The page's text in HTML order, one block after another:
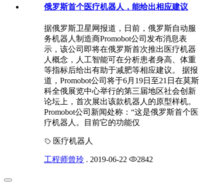
俄罗斯首个医疗机器人，能给出相应建议
据俄罗斯卫星网报道，日前，俄罗斯自动服
务机器人制造商Promobot公司发布消息表
示，该公司即将在俄罗斯首次推出医疗机器
人概念，人工智能可在分析患者身高、体重
等指标后给出有助于减肥等相应建议。 据报
道，Promobot公司将于6月19日至21日在莫斯
科全俄展览中心举行的第三届地区社会创新
论坛上，首次展出该款机器人的原型样机。
Promobot公司新闻处称：“这是俄罗斯首个医
疗机器人。目前它的功能仅
医疗机器人
工程师曾玲 . 2019-06-22 2842